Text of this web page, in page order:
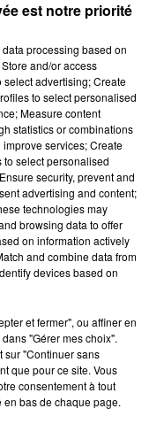
résulte d'un
d'un problème
la place
présidente de CADR
engagé. L'émotion
au moment
à chacun de penser
à tous les cyclistes
Un homme dans la
femme se recueille
chauffard a
remorque. Il ne
» Le jeune cycliste
Paris en selle, et
militait pour une ville
sécurité. »
ont ensuite
résonne tout
observe Jean-
est notre priorité
processing based on
and/or access
advertising; Create
to select personalised
Measure content
statistics or combinations
services; Create
select personalised
security, prevent and
advertising and content;
technologies may
browsing data to offer
on information actively
and combine data from
devices based on
et fermer", ou affiner en
"Gérer mes choix".
sur "Continuer sans
que pour ce site. Vous
consentement à tout
bas de chaque page.